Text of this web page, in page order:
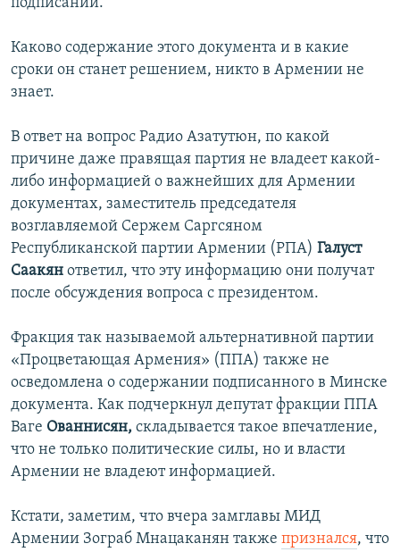
подписании.
Каково содержание этого документа и в какие
сроки он станет решением, никто в Армении не
знает.
В ответ на вопрос Радио Азатутюн, по какой
причине даже правящая партия не владеет какой-
либо информацией о важнейших для Армении
документах, заместитель председателя
возглавляемой Сержем Саргсяном
Республиканской партии Армении (РПА) Галуст
Саакян ответил, что эту информацию они получат
после обсуждения вопроса с президентом.
Фракция так называемой альтернативной партии
«Процветающая Армения» (ППА) также не
осведомлена о содержании подписанного в Минске
документа. Как подчеркнул депутат фракции ППА
Ваге Ованнисян, складывается такое впечатление,
что не только политические силы, но и власти
Армении не владеют информацией.
Кстати, заметим, что вчера замглавы МИД
Армении Зограб Мнацаканян также признался, что